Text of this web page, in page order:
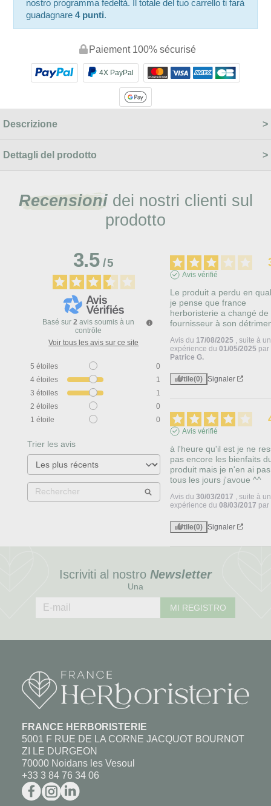
nostro programma fedeltà. Il totale del tuo carrello ti farà
guadagnare4 punti.
Paiement 100% sécurisé
4X PayPal
Descrizione
Dettagli del prodotto
Recensionidei nostri clienti sul
prodotto
3.5/5
Basé sur 2 avis soumis à un
contrôle
Voir tous les avis sur ce site
5 étoiles
0
4 étoiles
1
3 étoiles
1
2 étoiles
0
1 étoile 0
Trier les avis
Avis vérifié
Le produit a perdu en
je pense que france
herboristerie a changé de
fournisseur à son
Avis du 17/08/2025
, suite à
expérience du01/05/2025 par
Patrice G.
Utile(0) Signaler
Avis vérifié
à l'heure qu'il est je ne
pas encore les bienfaits
produit mais je n'en ai
tous les jours j'avoue ^^
Avis du30/03/2017
, suite à
expérience du08/03/2017 par
Utile(0) Signaler
Iscriviti al nostro Newsletter
Una
MI REGISTRO
FRANCE HERBORISTERIE
5001 F RUE DE LA CORNE JACQUOT BOURNOT
ZI LE DURGEON
70000 Noidans les Vesoul
+33 3 84 76 34 06